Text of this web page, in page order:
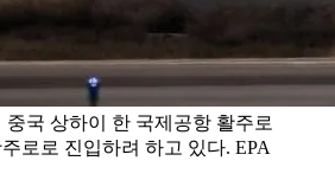
중국 상하이 한 국제공항 활주로
로로 진입하려 하고 있다. EPA